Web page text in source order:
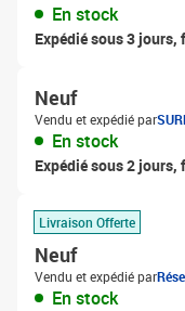
En stock
Expédié sous 3
Neuf
Vendu et expédié par
En stock
Expédié sous 2
Livraison Offerte
Neuf
Vendu et expédié par
En stock